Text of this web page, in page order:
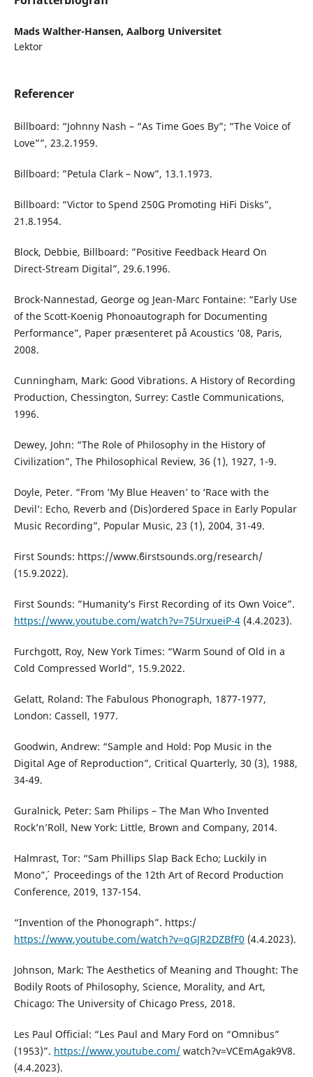
Mads Walther-Hansen, Aalborg Universitet
Lektor
Referencer
Billboard: “Johnny Nash – “As Time Goes By”; “The Voice of
Love””, 23.2.1959.
Billboard: ”Petula Clark – Now”, 13.1.1973.
Billboard: “Victor to Spend 250G Promoting HiFi Disks”,
21.8.1954.
Block, Debbie, Billboard: ”Positive Feedback Heard On
Direct-Stream Digital”, 29.6.1996.
Brock-Nannestad, George og Jean-Marc Fontaine: “Early Use
of the Scott-Koenig Phonoautograph for Documenting
Performance”, Paper præsenteret på Acoustics ’08, Paris,
2008.
Cunningham, Mark: Good Vibrations. A History of Recording
Production, Chessington, Surrey: Castle Communications,
1996.
Dewey, John: “The Role of Philosophy in the History of
Civilization”, The Philosophical Review, 36 (1), 1927, 1-9.
Doyle, Peter. “From ‘My Blue Heaven’ to ‘Race with the
Devil’: Echo, Reverb and (Dis)ordered Space in Early Popular
Music Recording”, Popular Music, 23 (1), 2004, 31-49.
First Sounds: https://www.ϐirstsounds.org/research/
(15.9.2022).
First Sounds: ”Humanity’s First Recording of its Own Voice”.
https://www.youtube.com/watch?v=75UrxueiP-4(4.4.2023).
Furchgott, Roy, New York Times: “Warm Sound of Old in a
Cold Compressed World”, 15.9.2022.
Gelatt, Roland: The Fabulous Phonograph, 1877-1977,
London: Cassell, 1977.
Goodwin, Andrew: “Sample and Hold: Pop Music in the
Digital Age of Reproduction”, Critical Quarterly, 30 (3), 1988,
34-49.
Guralnick, Peter: Sam Philips – The Man Who Invented
Rock’n’Roll, New York: Little, Brown and Company, 2014.
Halmrast, Tor: “Sam Phillips Slap Back Echo; Luckily in
Mono”, ́ Proceedings of the 12th Art of Record Production
Conference, 2019, 137-154.
“Invention of the Phonograph”. https:/
https://www.youtube.com/watch?v=qGJR2DZBfF0 (4.4.2023).
Johnson, Mark: The Aesthetics of Meaning and Thought: The
Bodily Roots of Philosophy, Science, Morality, and Art,
Chicago: The University of Chicago Press, 2018.
Les Paul Official: “Les Paul and Mary Ford on “Omnibus”
(1953)”. https://www.youtube.com/watch?v=VCEmAgak9V8.
(4.4.2023).